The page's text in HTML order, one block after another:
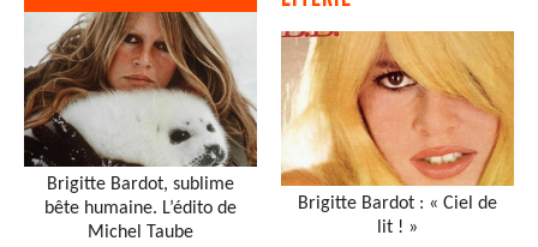
Brigitte Bardot, sublime
bête humaine. L’édito de
Michel Taube
Brigitte Bardot : « Ciel de
lit ! »